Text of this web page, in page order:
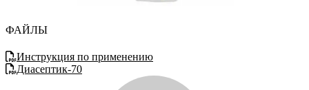
ФАЙЛЫ
Инструкция по применению
Диасептик-70